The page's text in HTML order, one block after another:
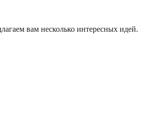
вам несколько интересных идей.